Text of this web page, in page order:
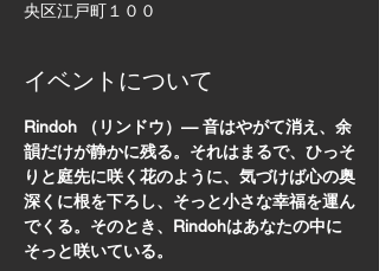
央区江戸町１００
イベントについて
Rindoh （リンドウ）— 音はやがて消え、余
韻だけが静かに残る。それはまるで、ひっそ
りと庭先に咲く花のように、気づけば心の奥
深くに根を下ろし、そっと小さな幸福を運ん
でくる。そのとき、Rindohはあなたの中に
そっと咲いている。